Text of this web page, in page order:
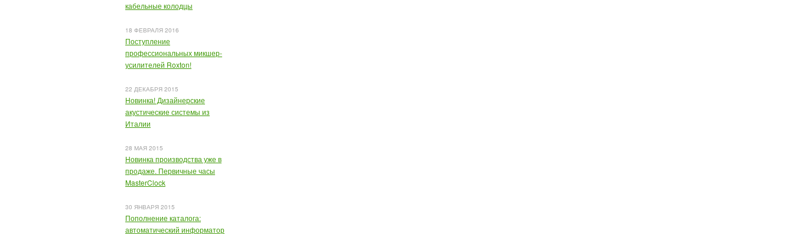
кабельные колодцы
18 ФЕВРАЛЯ 2016
Поступление
профессиональных микшер-
усилителей Roxton!
22 ДЕКАБРЯ 2015
Новинка! Дизайнерские
акустические системы из
Италии
28 МАЯ 2015
Новинка производства уже в
продаже. Первичные часы
MasterClock
30 ЯНВАРЯ 2015
Пополнение каталога:
автоматический информатор